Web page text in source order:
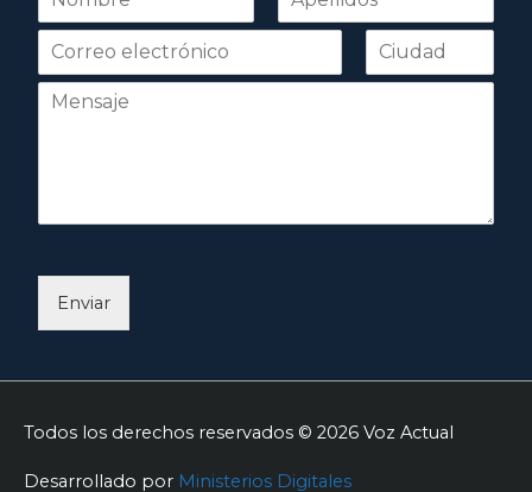
m
r
Nombre Apellidos
Enviar
Todos los derechos reservados © 2026 Voz Actual
Desarrollado por Ministerios Digitales